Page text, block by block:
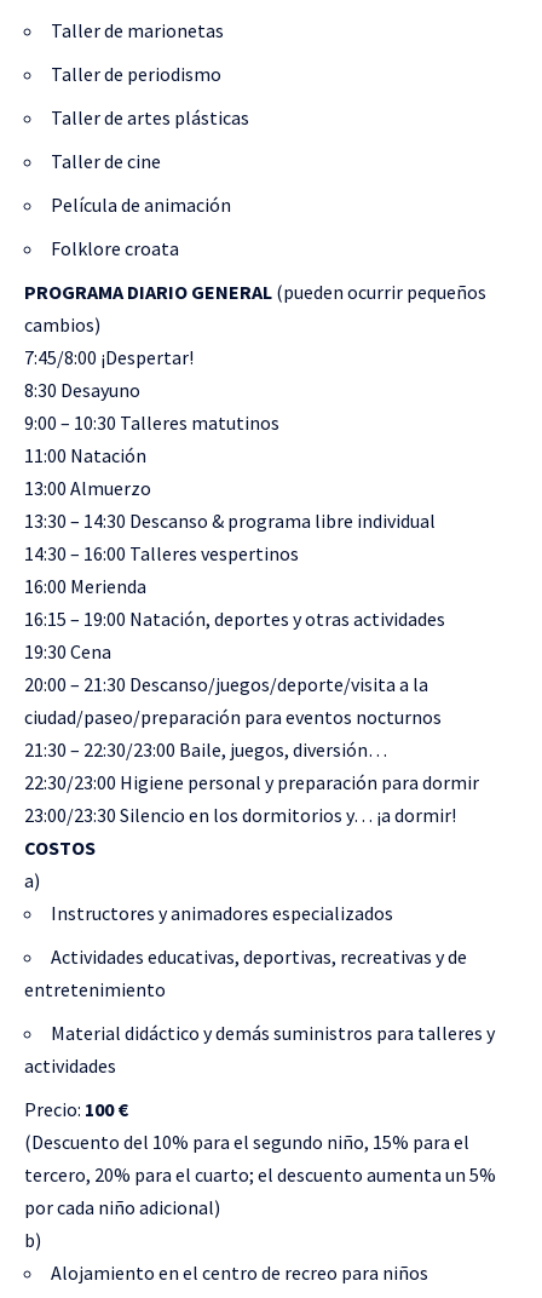
Taller de marionetas
Taller de periodismo
Taller de artes plásticas
Taller de cine
Película de animación
Folklore croata
PROGRAMA DIARIO GENERAL (pueden ocurrir pequeños
cambios)
7:45/8:00 ¡Despertar!
8:30 Desayuno
9:00 – 10:30 Talleres matutinos
11:00 Natación
13:00 Almuerzo
13:30 – 14:30 Descanso & programa libre individual
14:30 – 16:00 Talleres vespertinos
16:00 Merienda
16:15 – 19:00 Natación, deportes y otras actividades
19:30 Cena
20:00 – 21:30 Descanso/juegos/deporte/visita a la
ciudad/paseo/preparación para eventos nocturnos
21:30 – 22:30/23:00 Baile, juegos, diversión…
22:30/23:00 Higiene personal y preparación para dormir
23:00/23:30 Silencio en los dormitorios y… ¡a dormir!
COSTOS
a)
Instructores y animadores especializados
Actividades educativas, deportivas, recreativas y de
entretenimiento
Material didáctico y demás suministros para talleres y
actividades
Precio: 100 €
(Descuento del 10% para el segundo niño, 15% para el
tercero, 20% para el cuarto; el descuento aumenta un 5%
por cada niño adicional)
b)
Alojamiento en el centro de recreo para niños